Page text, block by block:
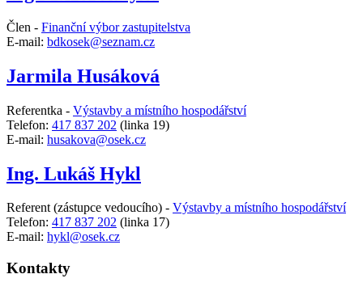
Člen - Finanční výbor zastupitelstva
E-mail: bdkosek@seznam.cz
Jarmila Husáková
Referentka - Výstavby a místního hospodářství
Telefon: 417 837 202 (linka 19)
E-mail: husakova@osek.cz
Ing. Lukáš Hykl
Referent (zástupce vedoucího) - Výstavby a místního hospodářství
Telefon: 417 837 202 (linka 17)
E-mail: hykl@osek.cz
Kontakty